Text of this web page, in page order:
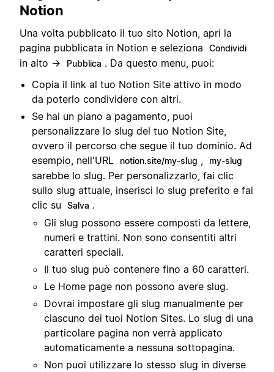
Notion
Una volta pubblicato il tuo sito Notion, apri la
pagina pubblicata in Notion e seleziona
Condividi
in alto → Pubblica . Da questo menu, puoi:
Copia il link al tuo Notion Site attivo in modo
da poterlo condividere con altri.
Se hai un piano a pagamento, puoi
personalizzare lo slug del tuo Notion Site,
ovvero il percorso che segue il tuo dominio. Ad
esempio, nell'URL
notion.site/my-slug , my-slug
sarebbe lo slug. Per personalizzarlo, fai clic
sullo slug attuale, inserisci lo slug preferito e fai
clic su
Salva .
Gli slug possono essere composti da lettere,
numeri e trattini. Non sono consentiti altri
caratteri speciali.
Il tuo slug può contenere fino a 60 caratteri.
Le Home page non possono avere slug.
Dovrai impostare gli slug manualmente per
ciascuno dei tuoi Notion Sites. Lo slug di una
particolare pagina non verrà applicato
automaticamente a nessuna sottopagina.
Non puoi utilizzare lo stesso slug in diverse